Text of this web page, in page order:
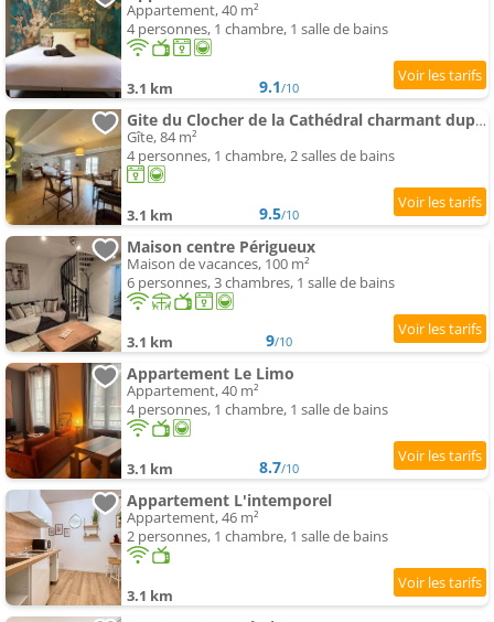
Appartement, 40 m²
4 personnes, 1 chambre, 1 salle de bains
3.1 km 9.1/10
Gite du Clocher de la Cathédral charmant duplex
Gîte, 84 m²
4 personnes, 1 chambre, 2 salles de bains
3.1 km 9.5/10
Maison centre Périgueux
Maison de vacances, 100 m²
6 personnes, 3 chambres, 1 salle de bains
3.1 km 9/10
Appartement Le Limo
Appartement, 40 m²
4 personnes, 1 chambre, 1 salle de bains
3.1 km 8.7/10
Appartement L'intemporel
Appartement, 46 m²
2 personnes, 1 chambre, 1 salle de bains
3.1 km